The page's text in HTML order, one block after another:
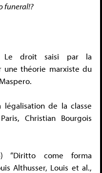
funeral!?
Le droit saisi par la
une théorie marxiste du
légalisation de la classe
Christian Bourgois
“Diritto come forma
Althusser, Louis et al.,